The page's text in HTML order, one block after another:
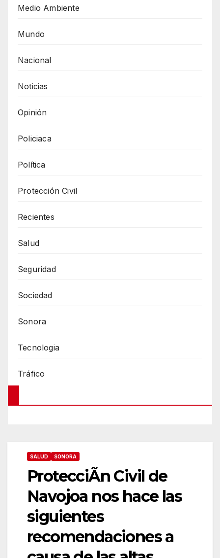
Medio Ambiente
Mundo
Nacional
Noticias
Opinión
Policiaca
Política
Protección Civil
Recientes
Salud
Seguridad
Sociedad
Sonora
Tecnologia
Tráfico
SALUD SONORA
ProtecciÃn Civil de
Navojoa nos hace las
siguientes
recomendaciones a